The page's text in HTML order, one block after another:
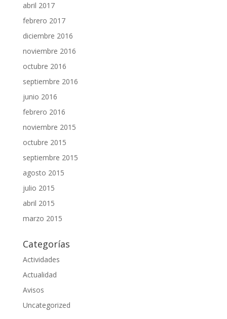
abril 2017
febrero 2017
diciembre 2016
noviembre 2016
octubre 2016
septiembre 2016
junio 2016
febrero 2016
noviembre 2015
octubre 2015
septiembre 2015
agosto 2015
julio 2015
abril 2015
marzo 2015
Categorías
Actividades
Actualidad
Avisos
Uncategorized